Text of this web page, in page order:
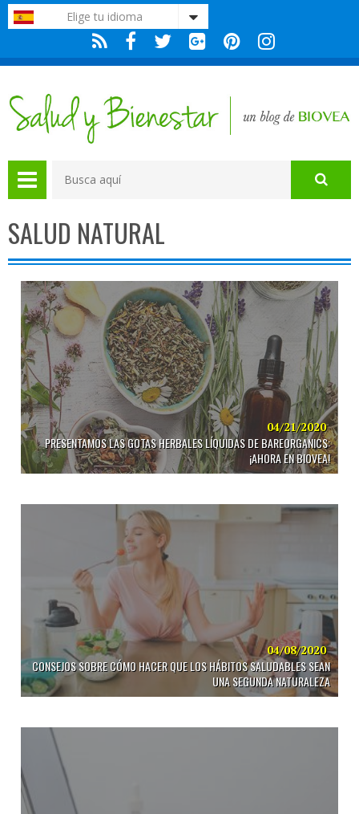
Nota:
este
web
un
sistema
Elige tu idioma
SALUD NATURAL
04/21/2020
PRESENTAMOS LAS GOTAS HERBALES LÍQUIDAS DE BAREORGANICS:
¡AHORA EN BIOVEA!
04/08/2020
CONSEJOS SOBRE CÓMO HACER QUE LOS HÁBITOS SALUDABLES SEAN
UNA SEGUNDA NATURALEZA